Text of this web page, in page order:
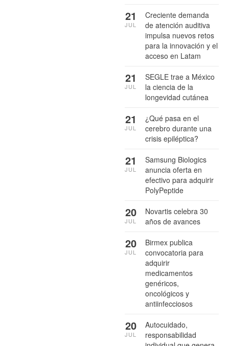
Creciente demanda
de atención auditiva
impulsa nuevos retos
para la innovación y el
acceso en Latam
21
JUL
SEGLE trae a México
la ciencia de la
longevidad cutánea
21
JUL
¿Qué pasa en el
cerebro durante una
crisis epiléptica?
21
JUL
Samsung Biologics
anuncia oferta en
efectivo para adquirir
PolyPeptide
21
JUL
Novartis celebra 30
años de avances
20
JUL
Birmex publica
convocatoria para
adquirir
medicamentos
genéricos,
oncológicos y
antiinfecciosos
20
JUL
Autocuidado,
responsabilidad
20
JUL